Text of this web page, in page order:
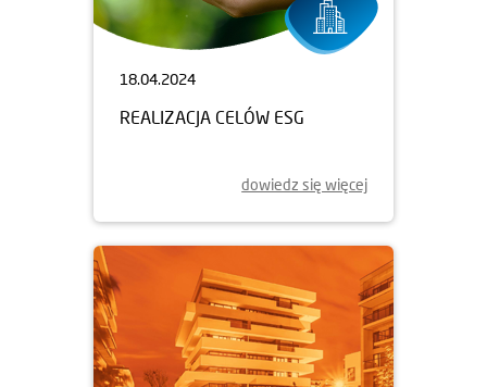
18.04.2024
REALIZACJA CELÓW ESG
dowiedz się więcej